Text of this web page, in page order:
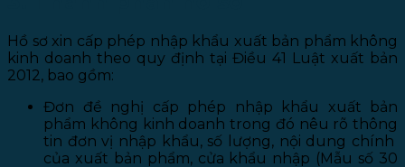
Hồ sơ xin cấp phép nhập khẩu xuất bản phẩm không
kinh doanh theo quy định tại Điều 41 Luật xuất bản
2012, bao gồm:
Đơn đề nghị cấp phép nhập khẩu xuất bản
phẩm không kinh doanh trong đó nêu rõ thông
tin đơn vị nhập khẩu, số lượng, nội dung chính
của xuất bản phẩm, cửa khẩu nhập (Mẫu số 30